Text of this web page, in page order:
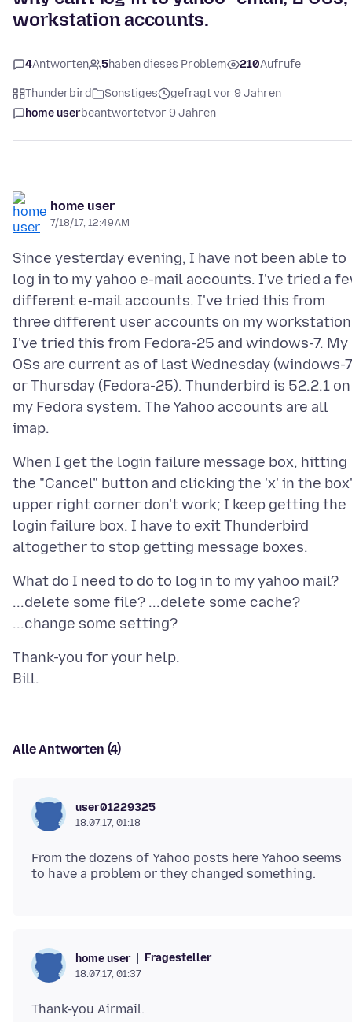
workstation accounts.
4Antworten 5haben dieses Problem 210Aufrufe
Thunderbird Sonstiges
gefragt vor 9 Jahren
home userbeantwortetvor 9 Jahren
home user
7/18/17, 12:49 AM
Since yesterday evening, I have not been able to
log in to my yahoo e-mail accounts. I've tried a
different e-mail accounts. I've tried this from
three different user accounts on my
I've tried this from Fedora-25 and windows-7. My
OSs are current as of last Wednesday (windows-
or Thursday (Fedora-25). Thunderbird is 52.2.1 on
my Fedora system. The Yahoo accounts are all
When I get the login failure message box, hitting
the "Cancel" button and clicking the 'x' in the
upper right corner don't work; I keep getting the
login failure box. I have to exit Thunderbird
What do I need to do to log in to my yahoo mail?
...delete some file? ...delete some cache?
Thank-you for your help.
Alle Antworten (4)
user01229325
18.07.17, 01:18
From the dozens of Yahoo posts here Yahoo seems
home user Fragesteller
18.07.17, 01:37